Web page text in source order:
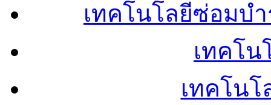
เทคโนโลยีซ่อมบ
เทคโน
เทคโน